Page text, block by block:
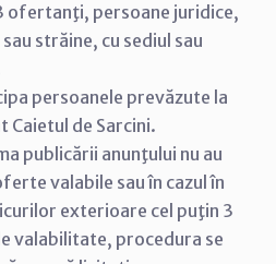
ofertanţi, persoane juridice,
străine, cu sediul sau
persoanele prevăzute la
Caietul de Sarcini.
publicării anunţului nu au
valabile sau în cazul în
exterioare cel puţin 3
valabilitate, procedura se